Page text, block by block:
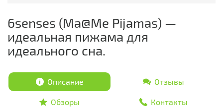
6senses (Ma@Me Pijamas) —
идеальная пижама для
идеального сна.
Описание Отзывы
Обзоры Контакты